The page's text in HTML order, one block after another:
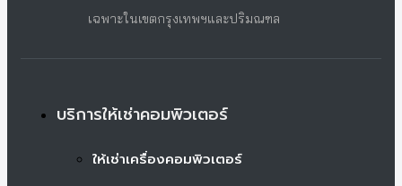
เฉพาะในเขตกรุงเทพฯและปริมณฑล
บริการให้เช่าคอมพิวเตอร์
ให้เช่าเครื่องคอมพิวเตอร์